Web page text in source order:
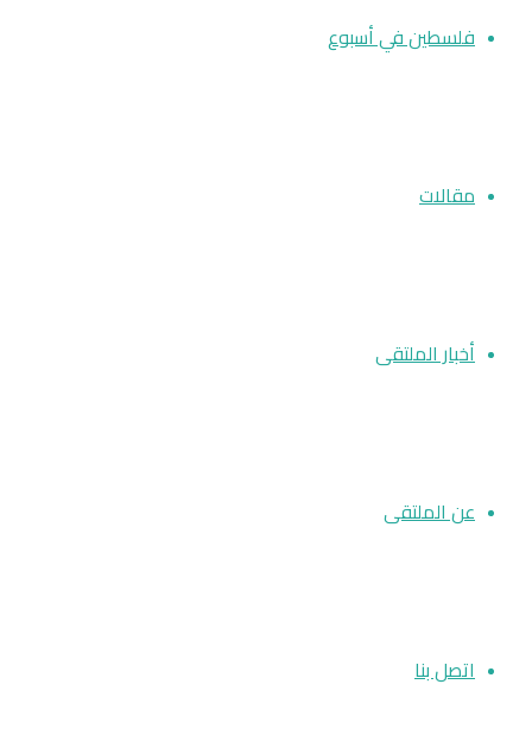
فلسطين في أسبوع
مقالات
أخبار الملتقى
عن الملتقى
اتصل بنا